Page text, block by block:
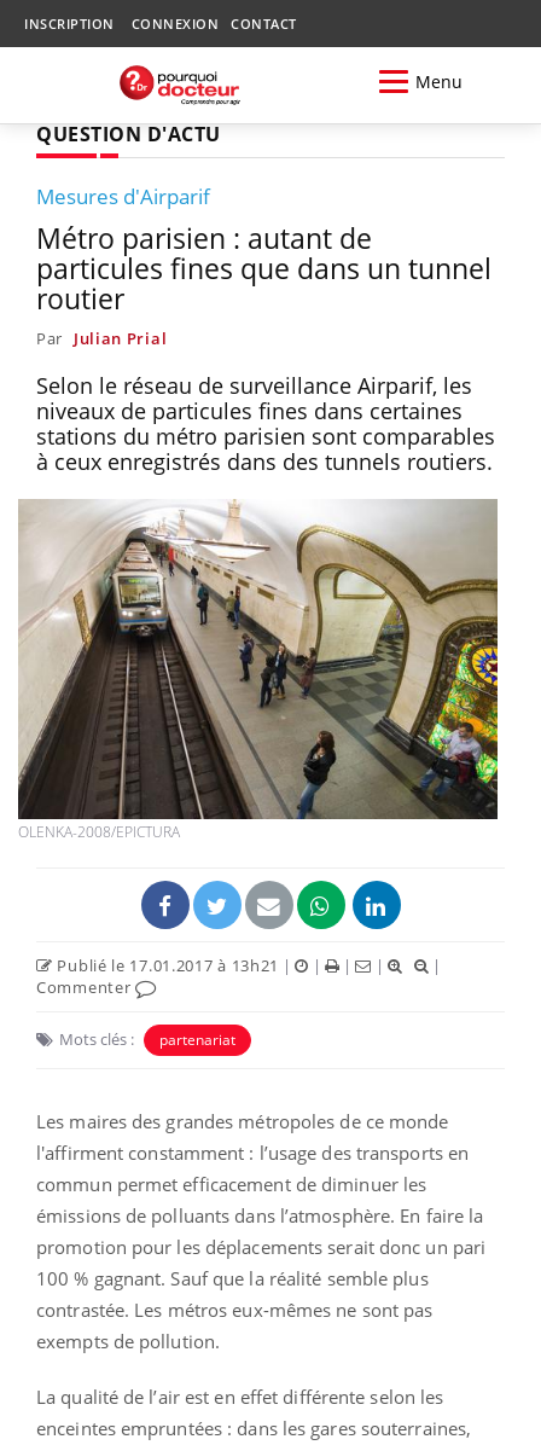
INSCRIPTION CONNEXION CONTACT
Menu
QUESTION D'ACTU
Mesures d'Airparif
Métro parisien : autant de
particules fines que dans un tunnel
routier
Par Julian Prial
Selon le réseau de surveillance Airparif, les
niveaux de particules fines dans certaines
stations du métro parisien sont comparables
à ceux enregistrés dans des tunnels routiers.
OLENKA-2008/EPICTURA
Publié le 17.01.2017 à 13h21 | | | |
|
Commenter
Mots clés : partenariat
Les maires des grandes métropoles de ce monde
l'affirment constamment : l’usage des transports en
commun permet efficacement de diminuer les
émissions de polluants dans l’atmosphère. En faire la
promotion pour les déplacements serait donc un pari
100 % gagnant. Sauf que la réalité semble plus
contrastée. Les métros eux-mêmes ne sont pas
exempts de pollution.
La qualité de l’air est en effet différente selon les
enceintes empruntées : dans les gares souterraines,